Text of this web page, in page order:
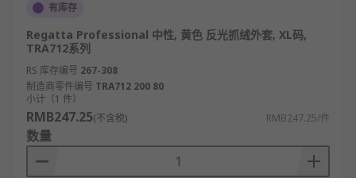
有库存
Regatta Professional 中性, 黄色 反光抓绒外套, XL码,
TRA712系列
RS 库存编号 267-308
制造商零件编号 TRA712 200 80
小计（1 件）
RMB247.25(不含税) RMB247.25/件
数量